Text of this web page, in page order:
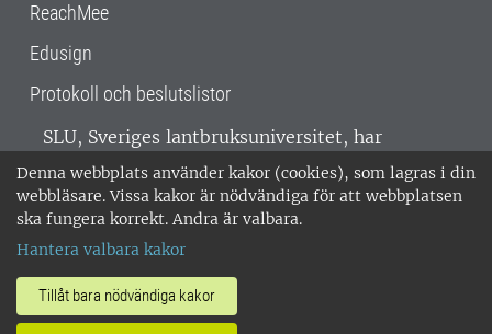
Denna webbplats använder kakor (cookies), som lagras i din
webbläsare. Vissa kakor är nödvändiga för att webbplatsen
ska fungera korrekt. Andra är valbara.
Hantera valbara kakor
Tillåt bara nödvändiga kakor
ReachMee
Edusign
Protokoll och beslutslistor
SLU, Sveriges lantbruksuniversitet, har
verksamhet över hela Sverige. Huvudorter är
Alnarp, Uppsala och Umeå.SLU är
miljöcertifierat enligt ISO 14001. •
018-67 10 00 • Org nr: 202100-2817 •
Om SLU:s webbplatser
•Hantera kakor•Behandling av